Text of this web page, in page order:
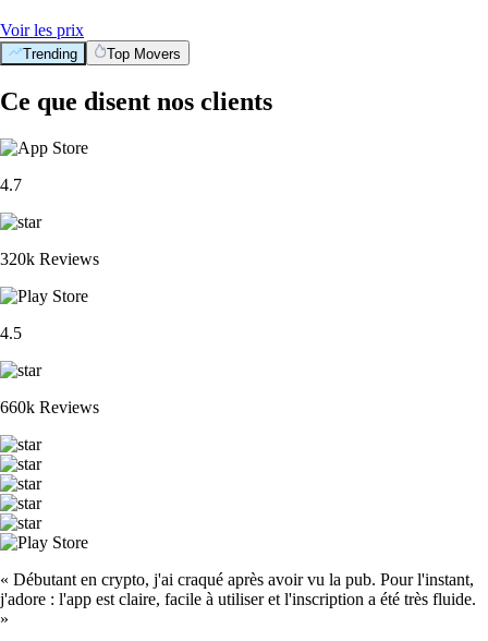
Voir les prix
Trending Top Movers
Ce que disent nos clients
4.7
320k Reviews
4.5
660k Reviews
« Débutant en crypto, j'ai craqué après avoir vu la pub. Pour l'instant,
j'adore : l'app est claire, facile à utiliser et l'inscription a été très fluide.
»